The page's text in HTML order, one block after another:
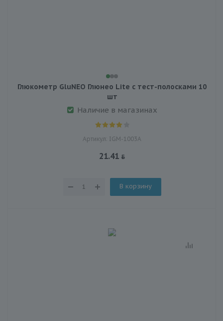
Глюкометр GluNEO Глюнео Lite с тест-полосками 10
шт
Наличие в магазинах
Артикул: IGM-1003А
21.41
В корзину